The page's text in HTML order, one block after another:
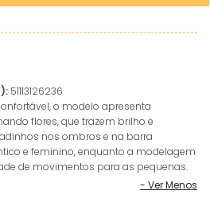
51113126236
o modelo apresenta
flores, que trazem brilho e
nos ombros e na barra
e feminino, enquanto a modelagem
de movimentos para as pequenas.